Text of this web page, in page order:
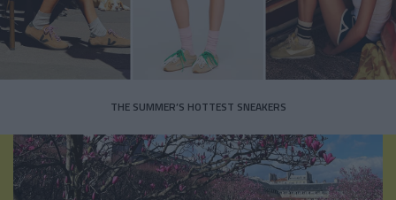
THE SUMMER’S HOTTEST SNEAKERS